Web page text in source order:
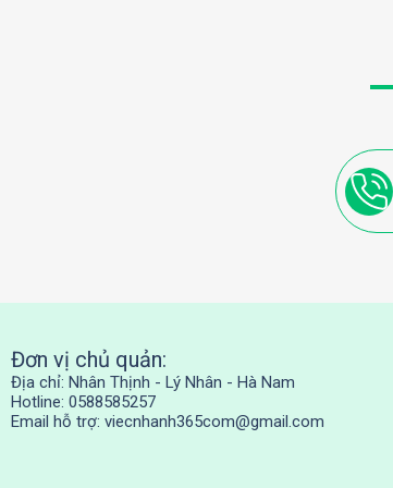
Đơn vị chủ quản:
Địa chỉ: Nhân Thịnh - Lý Nhân - Hà Nam
Hotline: 0588585257
Email hỗ trợ: viecnhanh365com@gmail.com